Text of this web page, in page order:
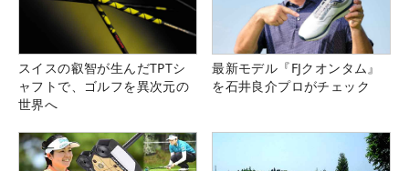
スイスの叡智が生んだTPTシ
ャフトで、ゴルフを異次元の
世界へ
最新モデル『FJクオンタム』
を石井良介プロがチェック